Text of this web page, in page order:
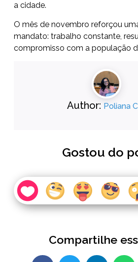
a cidade.
O mês de novembro reforçou
mandato: trabalho constante,
compromisso com a população
Author: Poliana
Gostou do
Compartilhe